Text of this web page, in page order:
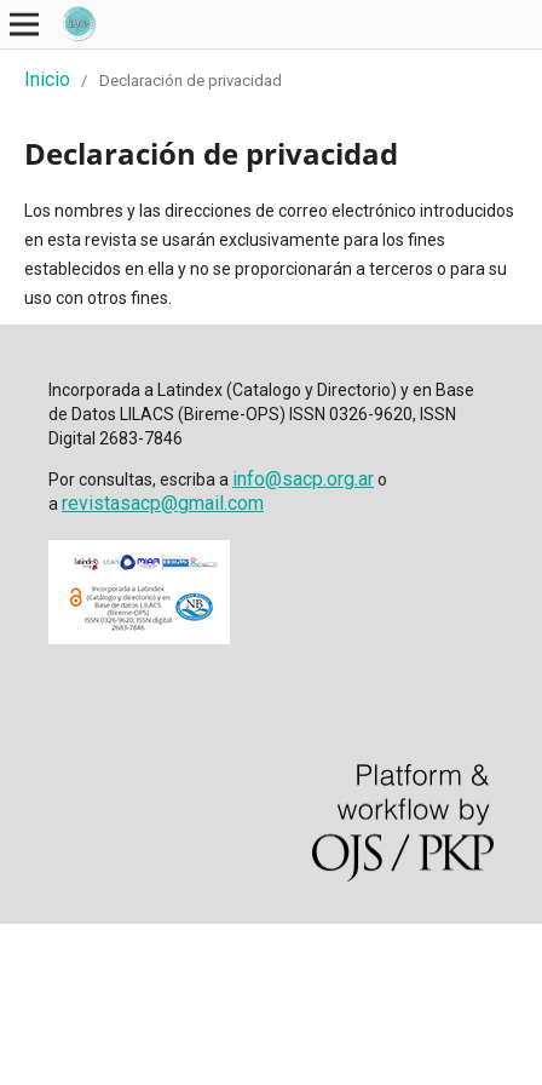
Inicio / Declaración de privacidad
Declaración de privacidad
Los nombres y las direcciones de correo electrónico introducidos
en esta revista se usarán exclusivamente para los fines
establecidos en ella y no se proporcionarán a terceros o para su
uso con otros fines.
Incorporada a Latindex (Catalogo y Directorio) y en Base
de Datos LILACS (Bireme-OPS) ISSN 0326-9620, ISSN
Digital 2683-7846
Por consultas, escriba a info@sacp.org.aro
a revistasacp@gmail.com